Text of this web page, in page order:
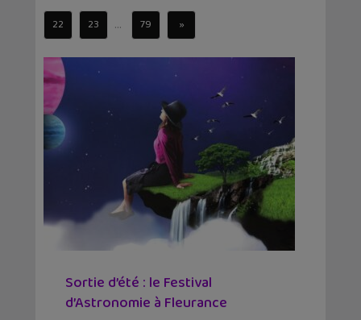
22 23 ... 79 »
Sortie d’été : le Festival
d’Astronomie à Fleurance